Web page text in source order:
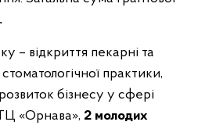
– відкриття пекарні та
практики,
бізнесу у сфері
«Орнава», 2 молодих